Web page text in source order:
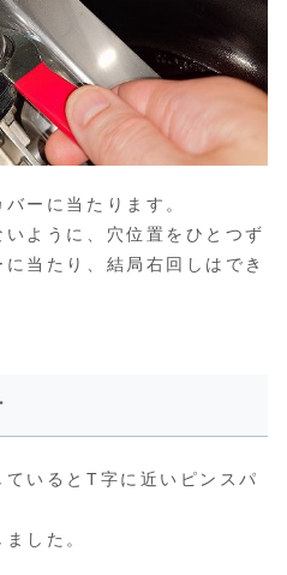
ーに当たります。
ように、穴位置をひとつず
当たり、結局右回しはでき
いるとT字に近いピンスパ
した。